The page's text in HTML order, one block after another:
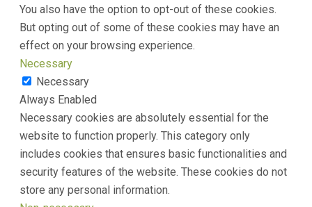
You also have the option to opt-out of these cookies.
But opting out of some of these cookies may have an
effect on your browsing experience.
Necessary
Necessary
Always Enabled
Necessary cookies are absolutely essential for the
website to function properly. This category only
includes cookies that ensures basic functionalities and
security features of the website. These cookies do not
store any personal information.